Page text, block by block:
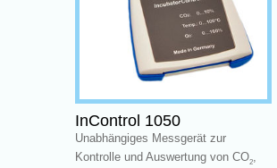
InControl 1050
Unabhängiges Messgerät zur
Kontrolle und Auswertung von CO2,